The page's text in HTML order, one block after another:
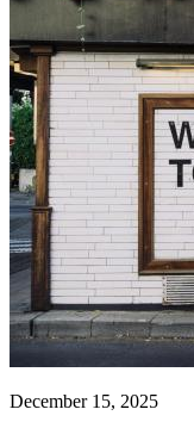
December 15, 2025